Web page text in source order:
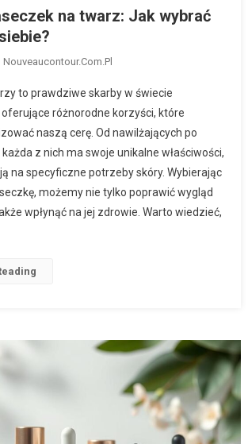
na twarz: Jak wybrać
Nouveaucontour.com.pl
to prawdziwe skarby w świecie
oferujące różnorodne korzyści, które
naszą cerę. Od nawilżających po
z nich ma swoje unikalne właściwości,
na specyficzne potrzeby skóry. Wybierając
możemy nie tylko poprawić wygląd
wpłynąć na jej zdrowie. Warto wiedzieć,